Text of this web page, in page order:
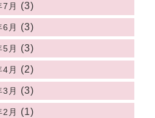
月 (3)
月 (3)
月 (3)
月 (2)
月 (3)
月 (1)